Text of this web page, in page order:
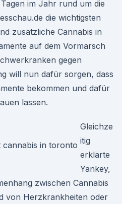
im Jahr rund um die
die wichtigsten
zusätzliche Cannabis in
auf dem Vormarsch
gegen
will nun dafür sorgen, dass
bekommen und dafür
lassen.
Gleichze
itig
erklärte
Yankey,
zwischen Cannabis
von Herzkrankheiten oder